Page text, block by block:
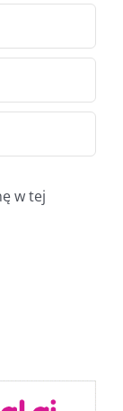
w tej